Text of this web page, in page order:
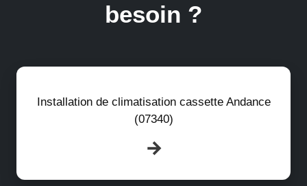
besoin ?
Installation de climatisation cassette Andance
(07340)